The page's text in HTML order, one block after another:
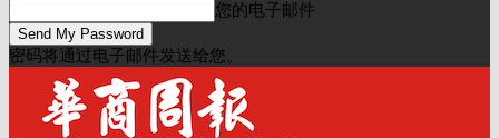
您的电子邮件
密码将通过电子邮件发送给您。